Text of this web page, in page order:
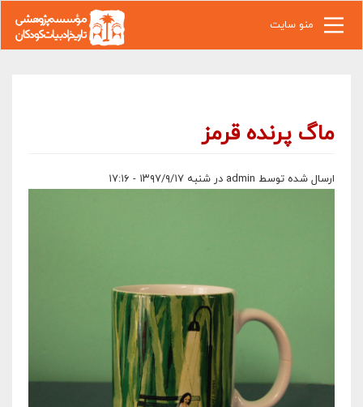
منو سایت
ماگ پرنده قرمز
ارسال شده توسط admin در شنبه ۱۳۹۷/۹/۱۷ - ۱۷:۱۶